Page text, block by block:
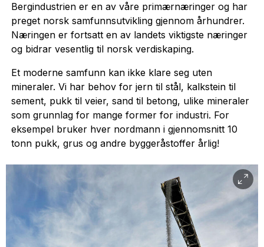
Bergindustrien er en av våre primærnæringer og har
preget norsk samfunnsutvikling gjennom århundrer.
Næringen er fortsatt en av landets viktigste næringer
og bidrar vesentlig til norsk verdiskaping.
Et moderne samfunn kan ikke klare seg uten
mineraler. Vi har behov for jern til stål, kalkstein til
sement, pukk til veier, sand til betong, ulike mineraler
som grunnlag for mange former for industri. For
eksempel bruker hver nordmann i gjennomsnitt 10
tonn pukk, grus og andre byggeråstoffer årlig!